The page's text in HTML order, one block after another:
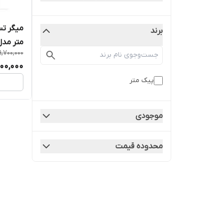
برند
پیک متر
موجودی
محدوده قیمت